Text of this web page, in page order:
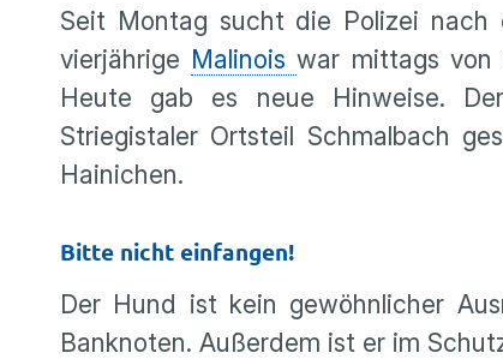
Seit Montag sucht die Polizei nach
vierjährige Malinoiswar mittags von
Heute gab es neue Hinweise.
Striegistaler Ortsteil Schmalbach
Hainichen.
Bitte nicht einfangen!
Der Hund ist kein gewöhnlicher
Banknoten. Außerdem ist er im